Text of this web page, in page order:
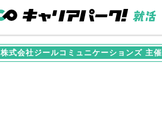
株式会社ジールコミュニケーションズ 主催